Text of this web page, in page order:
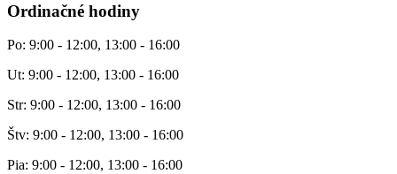
Ordinačné hodiny
Po: 9:00 - 12:00, 13:00 - 16:00
Ut: 9:00 - 12:00, 13:00 - 16:00
Str: 9:00 - 12:00, 13:00 - 16:00
Štv: 9:00 - 12:00, 13:00 - 16:00
Pia: 9:00 - 12:00, 13:00 - 16:00